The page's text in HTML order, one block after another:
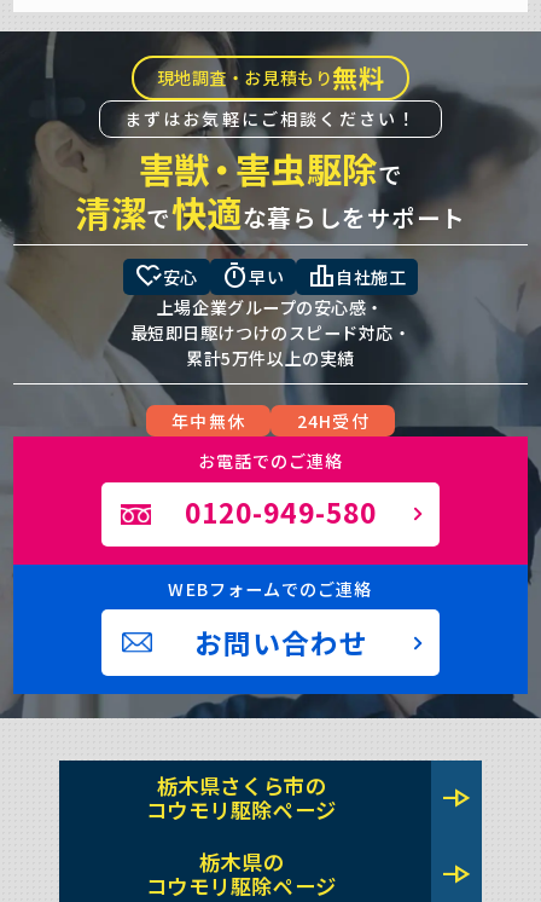
現地調査・お見積もり無料
まずはお気軽にご相談ください！
害獣・害虫駆除で
清潔で快適な暮らしをサポート
heart_check安心 timer早い leaderboard 自社施工
上場企業グループの安心感・
最短即日駆けつけのスピード対応・
累計5万件以上の実績
年中無休
24H受付
お電話でのご連絡
0120-949-580
WEBフォームでのご連絡
お問い合わせ
栃木県さくら市の
コウモリ駆除ページ
line_end_arrow
栃木県の
コウモリ駆除ページ
line_end_arrow